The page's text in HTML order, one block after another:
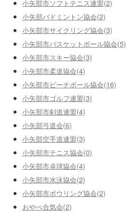
小矢部市ソフトテニス連盟(2)
小矢部バドミントン協会(2)
小矢部市サイクリング協会(3)
小矢部市バスケットボール協会(5)
小矢部市スキー協会(3)
小矢部市柔道協会(4)
小矢部市ビーチボール協会(16)
小矢部市ゴルフ連盟(3)
小矢部市剣道連盟(4)
小矢部弓道会(6)
小矢部空手道連盟(3)
小矢部市テニス協会(0)
小矢部市卓球協会(4)
小矢部市水泳協会(2)
小矢部市ボウリング協会(2)
おやべ合気会(2)